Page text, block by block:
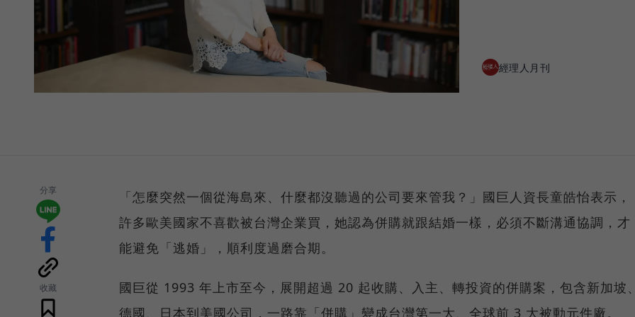
經理人月刊
分享
收藏
「怎麼突然一個從海島來、什麼都沒聽過的公司要來管我？」國巨人資長童皓怡表示，
許多歐美國家不喜歡被台灣企業買，她認為併購就跟結婚一樣，必須不斷溝通協調，才
能避免「逃婚」，順利度過磨合期。
國巨從 1993 年上市至今，展開超過 20 起收購、入主、轉投資的併購案，包含新加坡
德國、日本到美國公司，一路靠「併購」變成台灣第一大、全球前 3 大被動元件廠。